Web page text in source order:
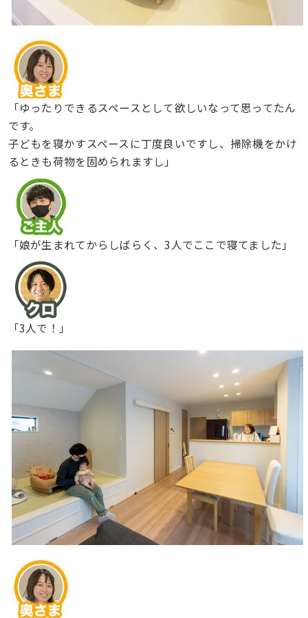
「ゆったりできるスペースとして欲しいなって思ってたん
です。
子どもを寝かすスペースに丁度良いですし、掃除機をかけ
るときも荷物を固められますし」
「娘が生まれてからしばらく、3人でここで寝てました」
「3人で！」